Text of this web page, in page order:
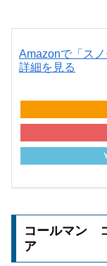
Amazonで「ス
詳細を見る
コールマン
ア